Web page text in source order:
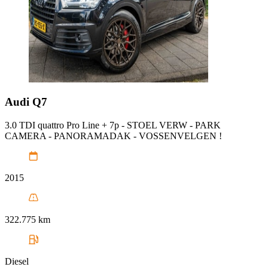
Audi Q7
3.0 TDI quattro Pro Line + 7p - STOEL VERW - PARK
CAMERA - PANORAMADAK - VOSSENVELGEN !
2015
322.775 km
Diesel